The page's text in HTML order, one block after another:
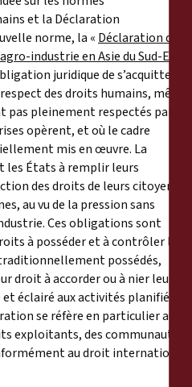
et la Déclaration
norme, la « Déclaration de
industrie en Asie du Sud-Est
juridique de s’acquitter de
des droits humains, même
pleinement respectés par les
opèrent, et où le cadre
mis en œuvre. La
les États à remplir leurs
des droits de leurs citoyens, y
au vu de la pression sans
Ces obligations sont
à posséder et à contrôler les
possédés,
droit à accorder ou à nier leur
éclairé aux activités planifiées
se réfère en particulier aux
exploitants, des communautés,
au droit international